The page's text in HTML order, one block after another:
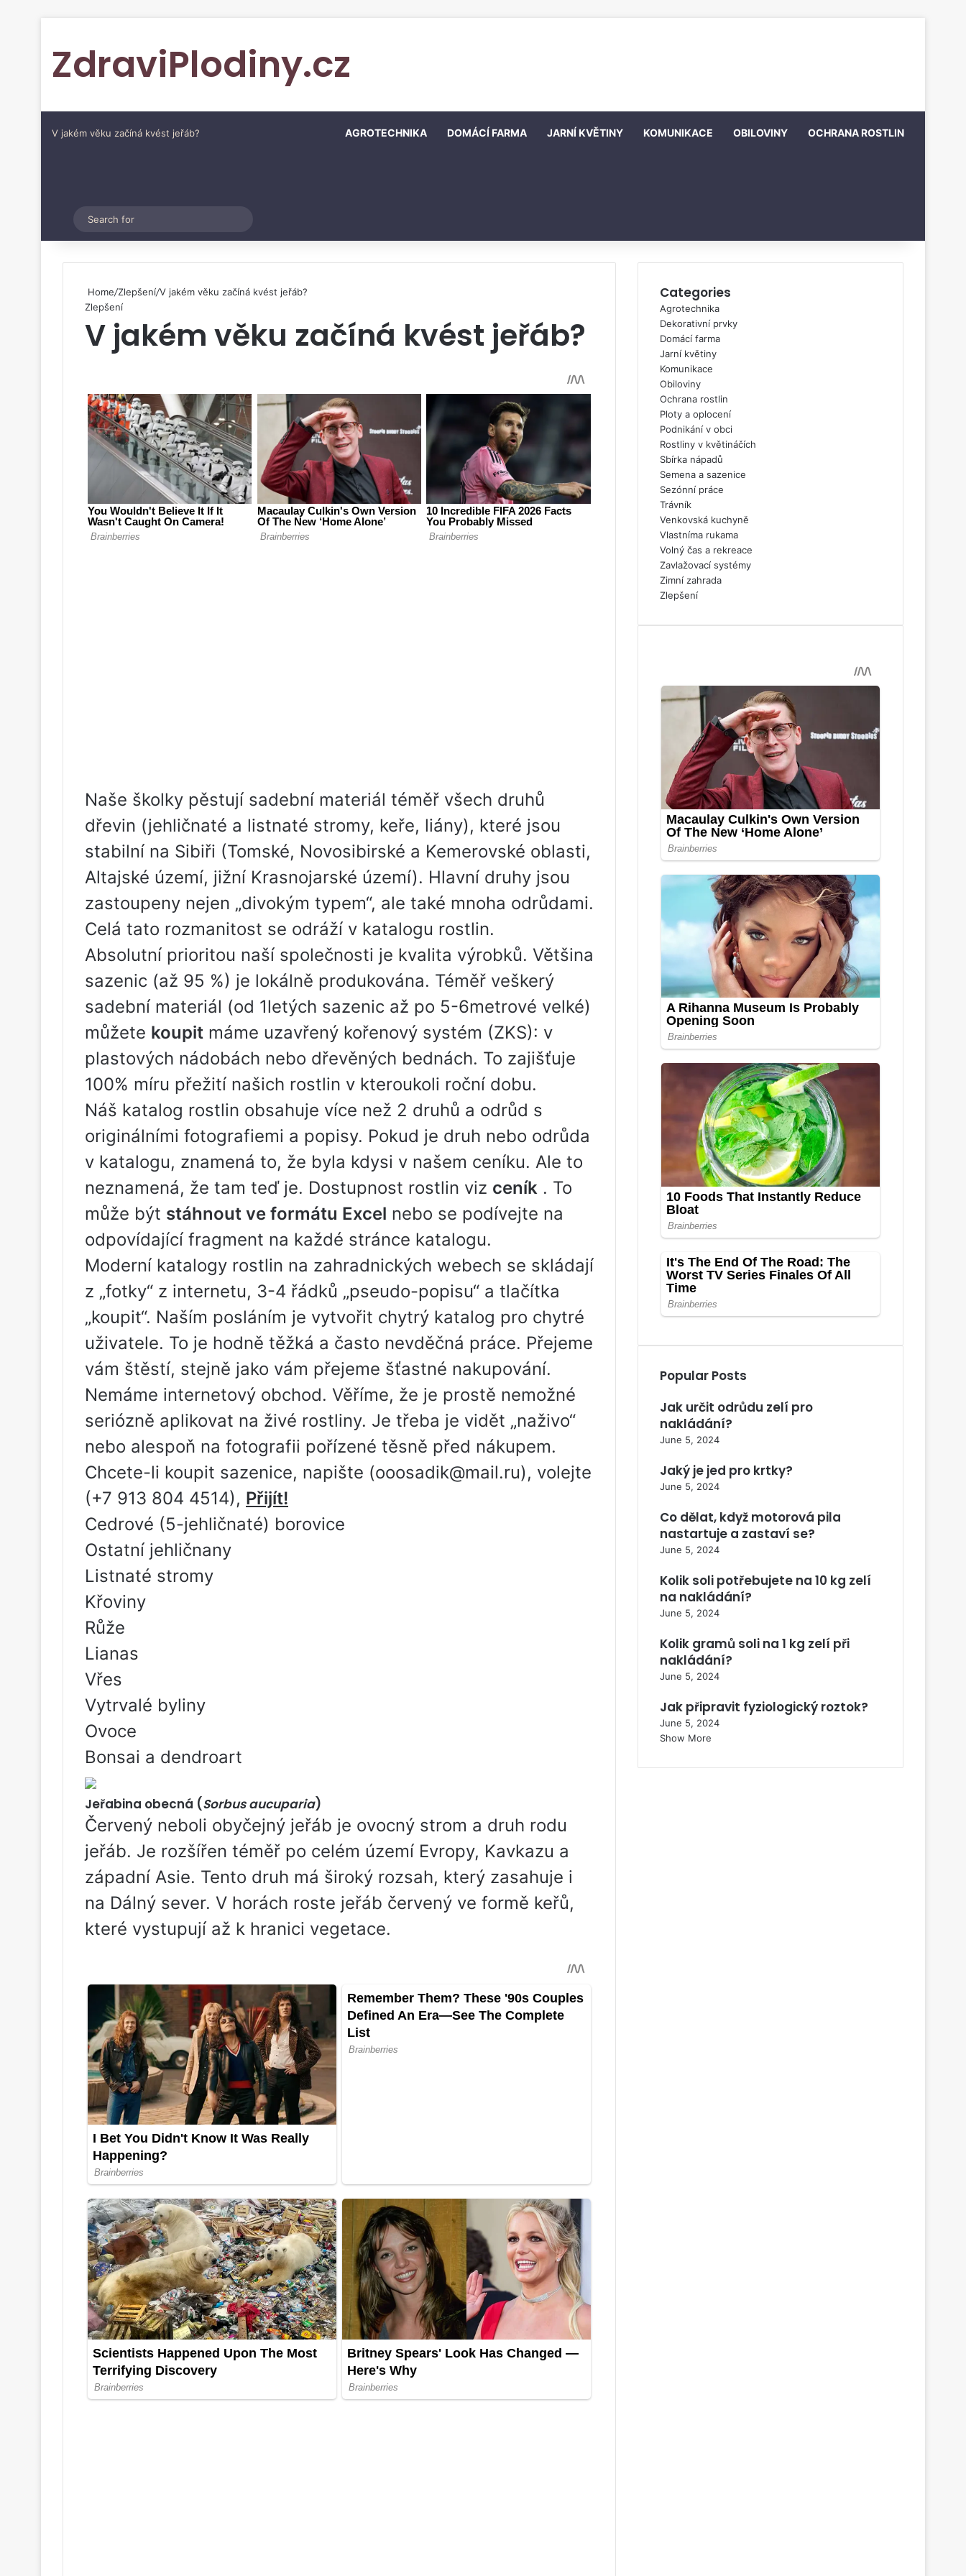
ZdraviPlodiny.cz
V jakém věku začíná kvést jeřáb? AGROTECHNIKA DOMÁCÍ FARMA JARNÍ KVĚTINY KOMUNIKACE OBILOVINY OCHRANA ROSTLIN
Switch skin
for
Home/Zlepšení/V jakém věku začíná kvést jeřáb?
Zlepšení
V jakém věku začíná kvést jeřáb?
Naše školky pěstují sadební materiál téměř všech druhů
dřevin (jehličnaté a listnaté stromy, keře, liány), které jsou
stabilní na Sibiři (Tomské, Novosibirské a Kemerovské oblasti,
Altajské území, jižní Krasnojarské území). Hlavní druhy jsou
zastoupeny nejen „divokým typem“, ale také mnoha odrůdami.
Celá tato rozmanitost se odráží v katalogu rostlin.
Absolutní prioritou naší společnosti je kvalita výrobků. Většina
sazenic (až 95 %) je lokálně produkována. Téměř veškerý
sadební materiál (od 1letých sazenic až po 5-6metrové velké)
můžete koupit máme uzavřený kořenový systém (ZKS): v
plastových nádobách nebo dřevěných bednách. To zajišťuje
100% míru přežití našich rostlin v kteroukoli roční dobu.
Náš katalog rostlin obsahuje více než 2 druhů a odrůd s
originálními fotografiemi a popisy. Pokud je druh nebo odrůda
v katalogu, znamená to, že byla kdysi v našem ceníku. Ale to
neznamená, že tam teď je. Dostupnost rostlin viz ceník . To
může být stáhnout ve formátu Excel nebo se podívejte na
odpovídající fragment na každé stránce katalogu.
Moderní katalogy rostlin na zahradnických webech se skládají
z „fotky“ z internetu, 3-4 řádků „pseudo-popisu“ a tlačítka
„koupit“. Naším posláním je vytvořit chytrý katalog pro chytré
uživatele. To je hodně těžká a často nevděčná práce. Přejeme
vám štěstí, stejně jako vám přejeme šťastné nakupování.
Nemáme internetový obchod. Věříme, že je prostě nemožné
seriózně aplikovat na živé rostliny. Je třeba je vidět „naživo“
nebo alespoň na fotografii pořízené těsně před nákupem.
Chcete-li koupit sazenice, napište (ooosadik@mail.ru), volejte
(+7 913 804 4514), Přijít!
Cedrové (5-jehličnaté) borovice
Ostatní jehličnany
Listnaté stromy
Křoviny
Růže
Lianas
Vřes
Vytrvalé byliny
Ovoce
Bonsai a dendroart
Jeřabina obecná (Sorbus aucuparia)
Červený neboli obyčejný jeřáb je ovocný strom a druh rodu
jeřáb. Je rozšířen téměř po celém území Evropy, Kavkazu a
západní Asie. Tento druh má široký rozsah, který zasahuje i
na Dálný sever. V horách roste jeřáb červený ve formě keřů,
které vystupují až k hranici vegetace.
Categories
Agrotechnika
Dekorativní prvky
Domácí farma
Jarní květiny
Komunikace
Obiloviny
Ochrana rostlin
Ploty a oplocení
Podnikání v obci
Rostliny v květináčích
Sbírka nápadů
Semena a sazenice
Sezónní práce
Trávník
Venkovská kuchyně
Vlastníma rukama
Volný čas a rekreace
Zavlažovací systémy
Zimní zahrada
Zlepšení
Popular Posts
Jak určit odrůdu zelí pro
nakládání?
June 5, 2024
Jaký je jed pro krtky?
June 5, 2024
Co dělat, když motorová pila
nastartuje a zastaví se?
June 5, 2024
Kolik soli potřebujete na 10 kg zelí
na nakládání?
June 5, 2024
Kolik gramů soli na 1 kg zelí při
nakládání?
June 5, 2024
Jak připravit fyziologický roztok?
June 5, 2024
Show More